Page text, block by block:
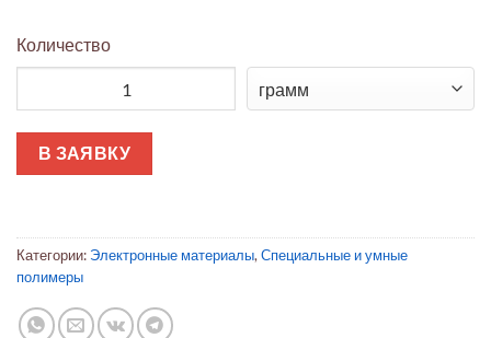
Количество
В ЗАЯВКУ
Категории: Электронные материалы, Специальные и умные
полимеры